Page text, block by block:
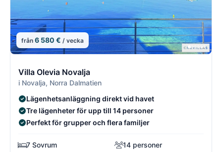
från 6 580 € / vecka
Villa Olevia Novalja
i Novalja, Norra Dalmatien
Lägenhetsanläggning direkt vid havet
Tre lägenheter för upp till 14 personer
Perfekt för grupper och flera familjer
7 Sovrum
14 personer